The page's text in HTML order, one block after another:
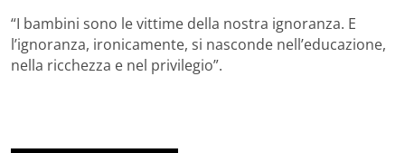
“I bambini sono le vittime della nostra ignoranza. E
l’ignoranza, ironicamente, si nasconde nell’educazione,
nella ricchezza e nel privilegio”.